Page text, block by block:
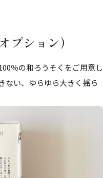
プション）
％の和ろうそくをご用意し
ない、ゆらゆら大きく揺ら